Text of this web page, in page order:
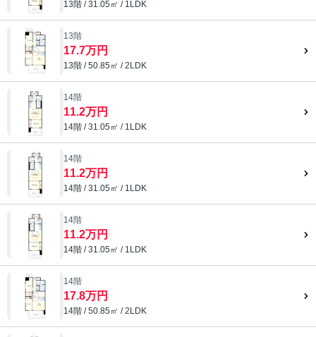
13階 / 31.05㎡ / 1LDK
13階
17.7万円
13階 / 50.85㎡ / 2LDK
14階
11.2万円
14階 / 31.05㎡ / 1LDK
14階
11.2万円
14階 / 31.05㎡ / 1LDK
14階
11.2万円
14階 / 31.05㎡ / 1LDK
14階
17.8万円
14階 / 50.85㎡ / 2LDK